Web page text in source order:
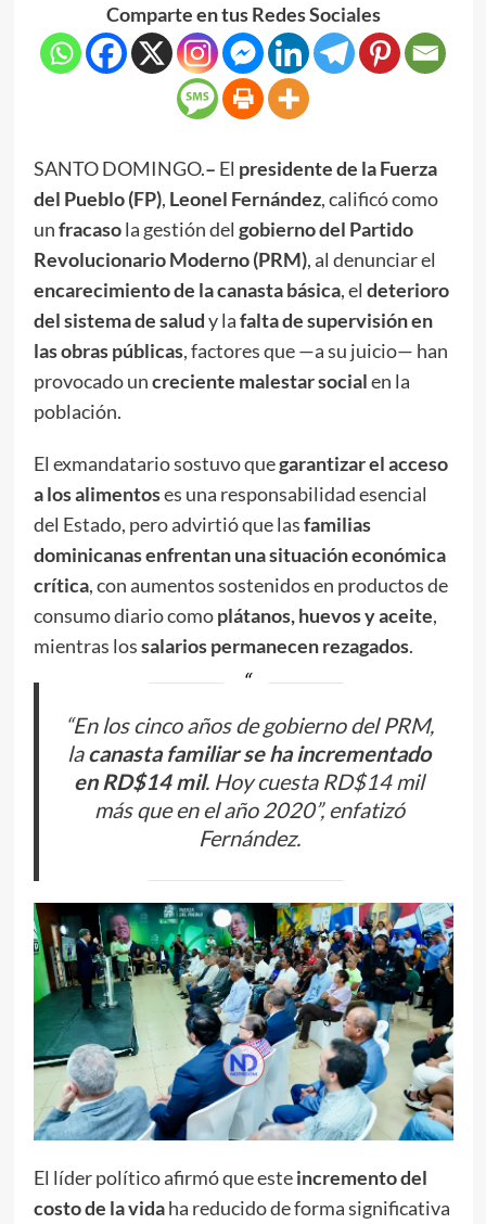
Comparte en tus Redes Sociales
SANTO DOMINGO.– El presidente de la Fuerza
del Pueblo (FP), Leonel Fernández, calificó como
unfracasola gestión del gobierno del Partido
Revolucionario Moderno (PRM), al denunciar el
encarecimiento de la canasta básica, el deterioro
del sistema de saludy lafalta de supervisión en
las obras públicas, factores que —a su juicio— han
provocado uncreciente malestar socialen la
población.
El exmandatario sostuvo quegarantizar el acceso
a los alimentoses una responsabilidad esencial
del Estado, pero advirtió que lasfamilias
dominicanas enfrentan una situación económica
crítica, con aumentos sostenidos en productos de
consumo diario comoplátanos, huevos y aceite,
mientras lossalarios permanecen rezagados.
“En los cinco años de gobierno del PRM,
lacanasta familiar se ha incrementado
en RD$14 mil. Hoy cuesta RD$14 mil
más que en el año 2020”, enfatizó
Fernández.
El líder político afirmó que esteincremento del
costo de la vidaha reducido de forma significativa